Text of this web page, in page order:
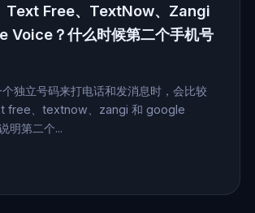
Text Free、TextNow、Zangi
Voice？什么时候第二个手机号
独立号码来打电话和发消息时，会比较
free、textnow、zangi 和 google
明第二个...